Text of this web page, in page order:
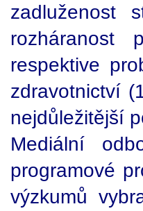
zadluženost
rozháranost
respektive
zdravotnictví
nejdůležitější
Mediální
programové
výzkumů